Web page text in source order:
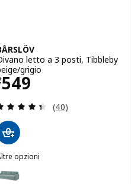
letto a 3 posti, Tibbleby
grigio
549 € 549
Recensione: 4.4
(40)
opzioni
BÅRSLÖV, Divano letto